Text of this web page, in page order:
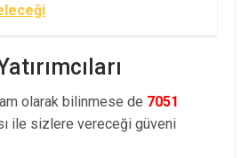
olarak bilinmese de 7051
ile sizlere vereceği güveni